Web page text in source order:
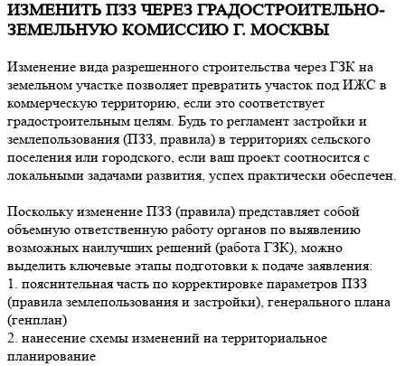
ИЗМЕНИТЬ ПЗЗ ЧЕРЕЗ ГРАДОСТРОИТЕЛЬНО-
ЗЕМЕЛЬНУЮ КОМИССИЮ Г. МОСКВЫ
Изменение вида разрешенного строительства через ГЗК на
земельном участке позволяет превратить участок под ИЖС в
коммерческую территорию, если это соответствует
градостроительным целям. Будь то регламент застройки и
землепользования (ПЗЗ, правила) в территориях сельского
поселения или городского, если ваш проект соотносится с
локальными задачами развития, успех практически обеспечен.
Поскольку изменение ПЗЗ (правила) представляет собой
объемную ответственную работу органов по выявлению
возможных наилучших решений (работа ГЗК), можно
выделить ключевые этапы подготовки к подаче заявления:
1. пояснительная часть по корректировке параметров ПЗЗ
(правила землепользования и застройки), генерального плана
(генплан)
2. нанесение схемы изменений на территориальное
планирование